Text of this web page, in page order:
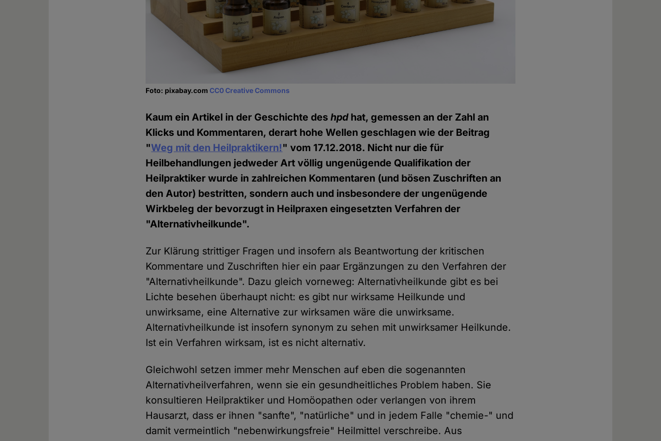
Foto: pixabay.comCC0 Creative Commons
Kaum ein Artikel in der Geschichte deshpdhat, gemessen an der Zahl an
Klicks und Kommentaren, derart hohe Wellen geschlagen wie der Beitrag
"Weg mit den Heilpraktikern!" vom 17.12.2018. Nicht nur die für
Heilbehandlungen jedweder Art völlig ungenügende Qualifikation der
Heilpraktiker wurde in zahlreichen Kommentaren (und bösen Zuschriften an
den Autor) bestritten, sondern auch und insbesondere der ungenügende
Wirkbeleg der bevorzugt in Heilpraxen eingesetzten Verfahren der
"Alternativheilkunde".
Zur Klärung strittiger Fragen und insofern als Beantwortung der kritischen
Kommentare und Zuschriften hier ein paar Ergänzungen zu den Verfahren der
"Alternativheilkunde". Dazu gleich vorneweg: Alternativheilkunde gibt es bei
Lichte besehen überhaupt nicht: es gibt nur wirksame Heilkunde und
unwirksame, eine Alternative zur wirksamen wäre die unwirksame.
Alternativheilkunde ist insofern synonym zu sehen mit unwirksamer Heilkunde.
Ist ein Verfahren wirksam, ist es nicht alternativ.
Gleichwohl setzen immer mehr Menschen auf eben die sogenannten
Alternativheilverfahren, wenn sie ein gesundheitliches Problem haben. Sie
konsultieren Heilpraktiker und Homöopathen oder verlangen von ihrem
Hausarzt, dass er ihnen "sanfte", "natürliche" und in jedem Falle "chemie-" und
damit vermeintlich "nebenwirkungsfreie" Heilmittel verschreibe. Aus